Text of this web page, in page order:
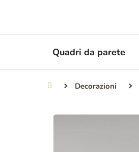
Quadri da parete
Casa Decorazioni